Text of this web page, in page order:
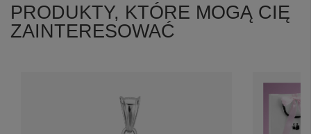
PRODUKTY, KTÓRE MOGĄ CIĘ
ZAINTERESOWAĆ